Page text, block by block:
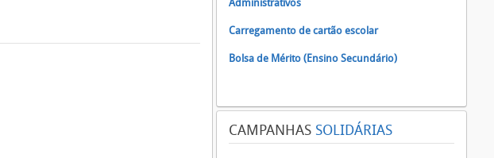
Administrativos
Carregamento de cartão escolar
Bolsa de Mérito (Ensino Secundário)
CAMPANHAS SOLIDÁRIAS